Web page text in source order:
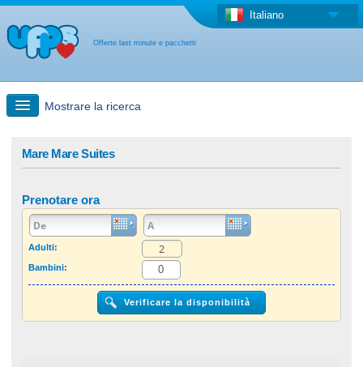
Offerte last minute e pacchetti
Italiano
Mostrare la ricerca
Offerta last minute + Offerta forfettaria
Altro paese
Mare Mare Suites
Prenotare ora
Adulti:
Bambini: